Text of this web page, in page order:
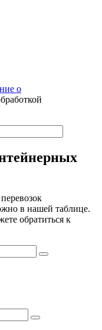
о
в нашей таблице.
обратиться к